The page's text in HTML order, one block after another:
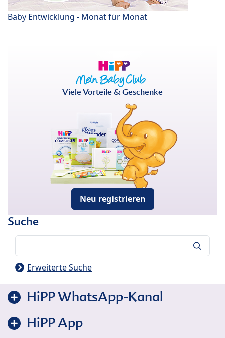
Baby Entwicklung - Monat für Monat
Viele Vorteile & Geschenke
Neu registrieren
Suche
Erweiterte Suche
HiPP WhatsApp-Kanal
HiPP App